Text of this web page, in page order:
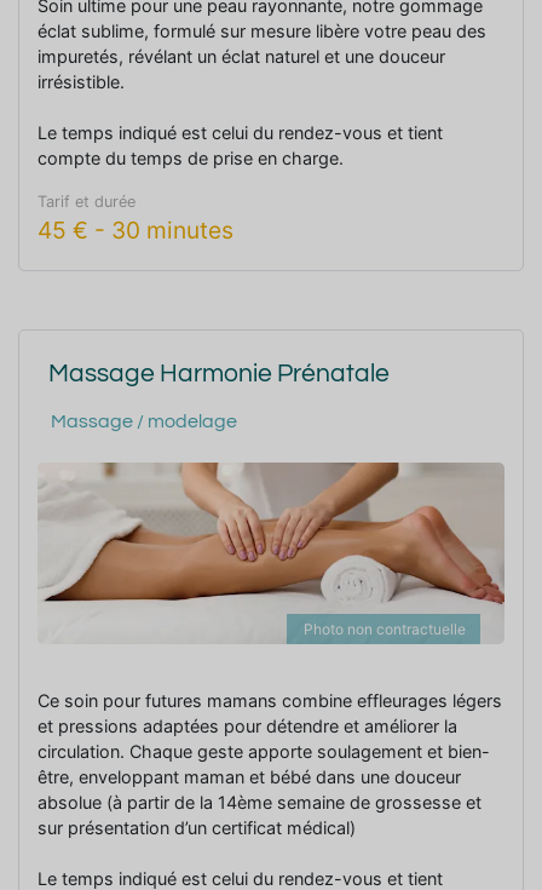
Soin ultime pour une peau rayonnante, notre gommage
éclat sublime, formulé sur mesure libère votre peau des
impuretés, révélant un éclat naturel et une douceur
irrésistible.
Le temps indiqué est celui du rendez-vous et tient
compte du temps de prise en charge.
Tarif et durée
45 € - 30 minutes
Massage Harmonie Prénatale
Massage / modelage
Photo non contractuelle
Ce soin pour futures mamans combine effleurages légers
et pressions adaptées pour détendre et améliorer la
circulation. Chaque geste apporte soulagement et bien-
être, enveloppant maman et bébé dans une douceur
absolue (à partir de la 14ème semaine de grossesse et
sur présentation d’un certificat médical)
Le temps indiqué est celui du rendez-vous et tient